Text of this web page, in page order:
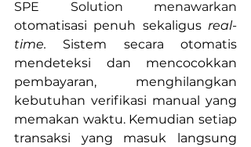
SPE Solution menawarkan
otomatisasi penuh sekaligus real-
time. Sistem secara otomatis
mendeteksi dan mencocokkan
pembayaran, menghilangkan
kebutuhan verifikasi manual yang
memakan waktu. Kemudian setiap
transaksi yang masuk langsung